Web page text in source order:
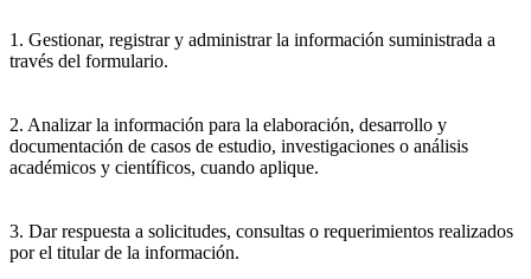
1. Gestionar, registrar y administrar la información suministrada a
través del formulario.
2. Analizar la información para la elaboración, desarrollo y
documentación de casos de estudio, investigaciones o análisis
académicos y científicos, cuando aplique.
3. Dar respuesta a solicitudes, consultas o requerimientos realizados
por el titular de la información.